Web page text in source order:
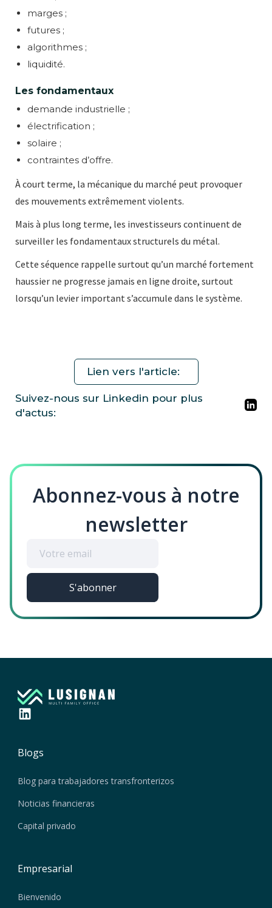
marges ;
futures ;
algorithmes ;
liquidité.
Les fondamentaux
demande industrielle ;
électrification ;
solaire ;
contraintes d’offre.
À court terme, la mécanique du marché peut provoquer
des mouvements extrêmement violents.
Mais à plus long terme, les investisseurs continuent de
surveiller les fondamentaux structurels du métal.
Cette séquence rappelle surtout qu’un marché fortement
haussier ne progresse jamais en ligne droite, surtout
lorsqu’un levier important s’accumule dans le système.
Lien vers l'article:
Suivez-nous sur Linkedin pour plus
d'actus:
Abonnez-vous à notre
newsletter
Blogs
Blog para trabajadores transfronterizos
Noticias financieras
Capital privado
Empresarial
Bienvenido